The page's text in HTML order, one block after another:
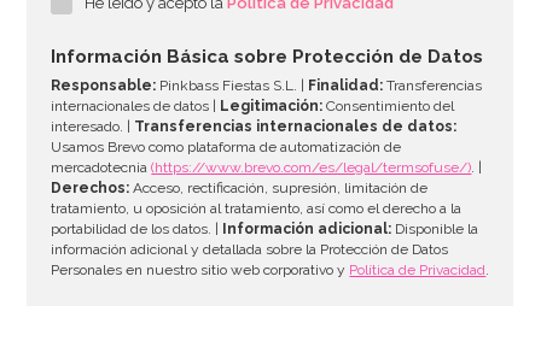
AÑADIR
Información Básica sobre Protección de Datos
Responsable: Pinkbass Fiestas S.L. | Finalidad: Transferencias
internacionales de datos |
Legitimación: Consentimiento del
interesado. | Transferencias internacionales de datos:
Usamos Brevo como plataforma de automatización de
mercadotecnia(https://www.brevo.com/es/legal/termsofuse/). |
Derechos: Acceso, rectificación, supresión, limitación de
tratamiento, u oposición al tratamiento, así como el derecho a la
portabilidad de los datos. |
Información adicional: Disponible la
información adicional y detallada sobre la Protección de Datos
Personales en nuestro sitio web corporativo y Política de Privacidad.